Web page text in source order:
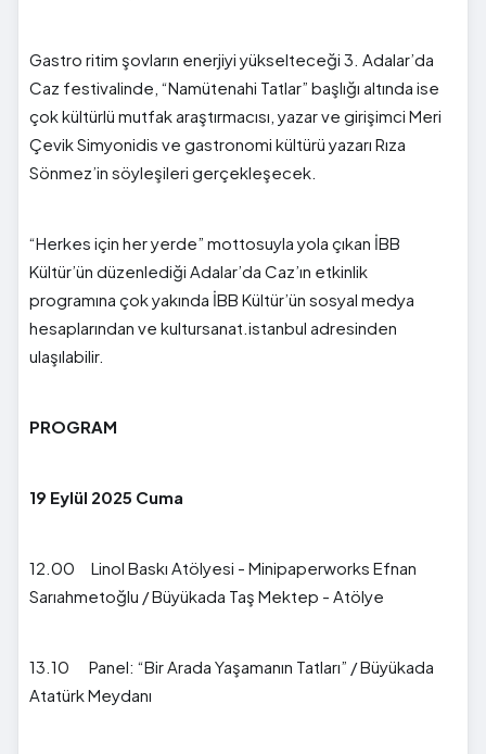
Gastro ritim şovların enerjiyi yükselteceği 3. Adalar’da
Caz festivalinde, “Namütenahi Tatlar” başlığı altında ise
çok kültürlü mutfak araştırmacısı, yazar ve girişimci Meri
Çevik Simyonidis ve gastronomi kültürü yazarı Rıza
Sönmez’in söyleşileri gerçekleşecek.
“Herkes için her yerde” mottosuyla yola çıkan İBB
Kültür’ün düzenlediği Adalar’da Caz’ın etkinlik
programına çok yakında İBB Kültür’ün sosyal medya
hesaplarından ve kultursanat.istanbul adresinden
ulaşılabilir.
PROGRAM
19 Eylül 2025 Cuma
12.00 Linol Baskı Atölyesi - Minipaperworks Efnan
Sarıahmetoğlu / Büyükada Taş Mektep - Atölye
13.10 Panel: “Bir Arada Yaşamanın Tatları” / Büyükada
Atatürk Meydanı